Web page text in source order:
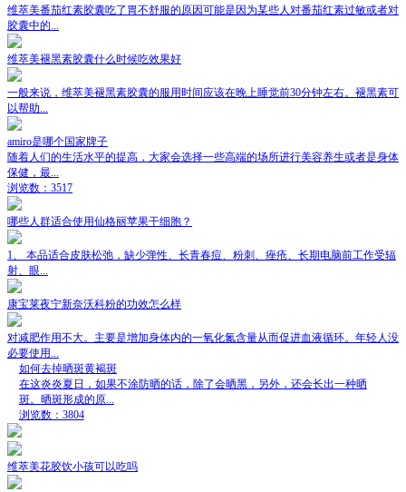
维萃美番茄红素胶囊吃了胃不舒服的原因可能是因为某些人对番茄红素过敏或者对
胶囊中的...
维萃美褪黑素胶囊什么时候吃效果好
一般来说，维萃美褪黑素胶囊的服用时间应该在晚上睡觉前30分钟左右。褪黑素可
以帮助...
amiro是哪个国家牌子
随着人们的生活水平的提高，大家会选择一些高端的场所进行美容养生或者是身体
保健，最...
浏览数：3517
哪些人群适合使用仙格丽苹果干细胞？
1、 本品适合皮肤松弛，缺少弹性、长青春痘、粉刺、痤疮、长期电脑前工作受辐
射、眼...
康宝莱夜宁新奈沃科粉的功效怎么样
对减肥作用不大。主要是增加身体内的一氧化氮含量从而促进血液循环。年轻人没
必要使用...
如何去掉晒斑黄褐斑
在这炎炎夏日，如果不涂防晒的话，除了会晒黑，另外，还会长出一种晒
斑。晒斑形成的原...
浏览数：3804
维萃美花胶饮小孩可以吃吗